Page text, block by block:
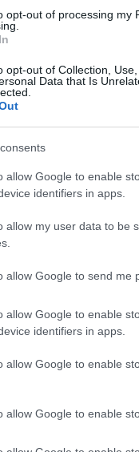
opt-out of processing my
opt-out of Collection,
Data that Is
allow Google to enable
identifiers in apps.
allow my user data to be
allow Google to send me
allow Google to enable
identifiers in apps.
allow Google to enable
allow Google to enable
μια
Ολομέλεια της
απόφαση
με βάση όλα τα
της Βουλής να
αδίκημα, αλλά
μέχρι
η
περίπτωση,